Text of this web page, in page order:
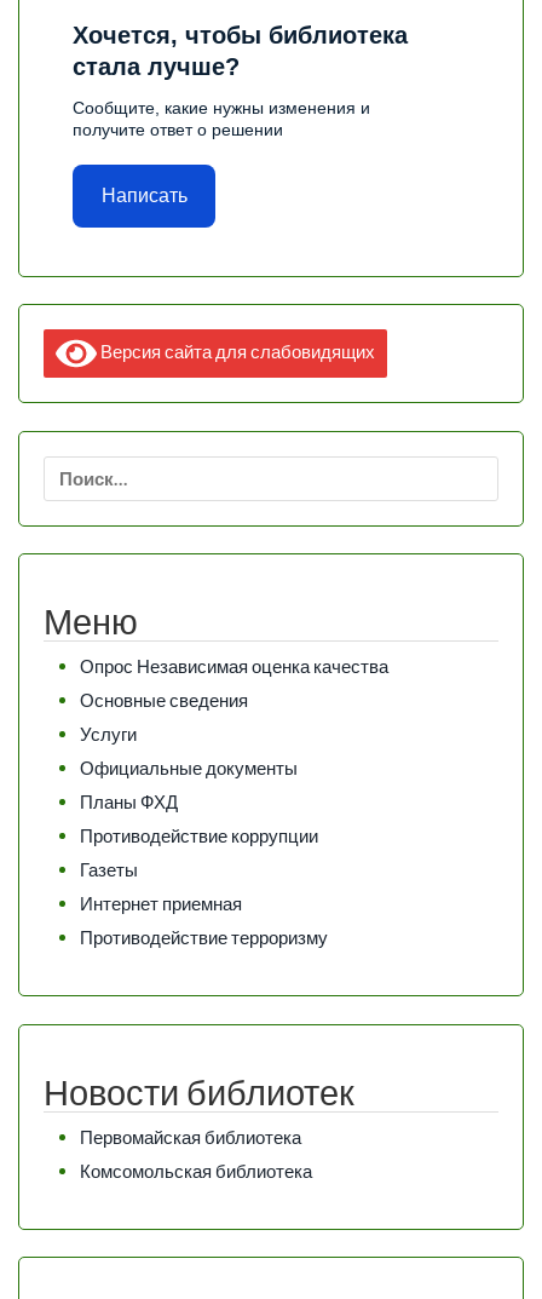
Хочется, чтобы библиотека
стала лучше?
Сообщите, какие нужны изменения и
получите ответ о решении
Написать
Версия сайта для слабовидящих
Меню
Опрос Независимая оценка качества
Основные сведения
Услуги
Официальные документы
Планы ФХД
Противодействие коррупции
Газеты
Интернет приемная
Противодействие терроризму
Новости библиотек
Первомайская библиотека
Комсомольская библиотека